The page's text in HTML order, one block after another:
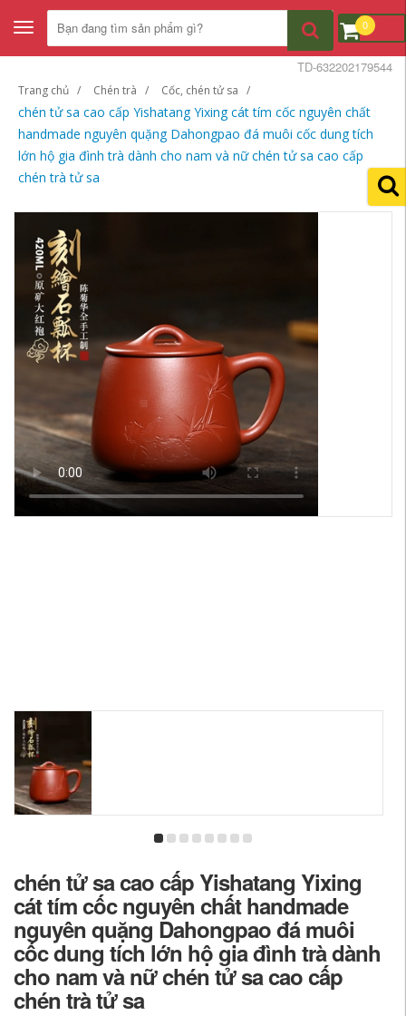
Toggle
navigation
0
Trang chủ Chén trà Cốc, chén tử sa
chén tử sa cao cấp Yishatang Yixing cát tím cốc nguyên chất
handmade nguyên quặng Dahongpao đá muôi cốc dung tích
lớn hộ gia đình trà dành cho nam và nữ chén tử sa cao cấp
chén trà tử sa
TD-632202179544
chén tử sa cao cấp Yishatang Yixing
cát tím cốc nguyên chất handmade
nguyên quặng Dahongpao đá muôi
cốc dung tích lớn hộ gia đình trà dành
cho nam và nữ chén tử sa cao cấp
chén trà tử sa